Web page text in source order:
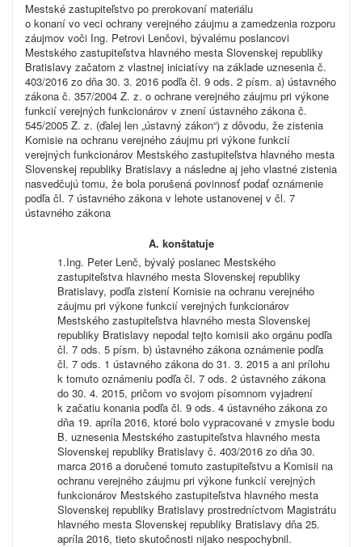
Mestské zastupiteľstvo po prerokovaní materiálu
o konaní vo veci ochrany verejného záujmu a zamedzenia rozporu
záujmov voči Ing. Petrovi Lenčovi, bývalému poslancovi
Mestského zastupiteľstva hlavného mesta Slovenskej republiky
Bratislavy začatom z vlastnej iniciatívy na základe uznesenia č.
403/2016 zo dňa 30. 3. 2016 podľa čl. 9 ods. 2 písm. a) ústavného
zákona č. 357/2004 Z. z. o ochrane verejného záujmu pri výkone
funkcií verejných funkcionárov v znení ústavného zákona č.
545/2005 Z. z. (ďalej len „ústavný zákon“) z dôvodu, že zistenia
Komisie na ochranu verejného záujmu pri výkone funkcií
verejných funkcionárov Mestského zastupiteľstva hlavného mesta
Slovenskej republiky Bratislavy a následne aj jeho vlastné zistenia
nasvedčujú tomu, že bola porušená povinnosť podať oznámenie
podľa čl. 7 ústavného zákona v lehote ustanovenej v čl. 7
ústavného zákona
A. konštatuje
Ing. Peter Lenč, bývalý poslanec Mestského
zastupiteľstva hlavného mesta Slovenskej republiky
Bratislavy, podľa zistení Komisie na ochranu verejného
záujmu pri výkone funkcií verejných funkcionárov
Mestského zastupiteľstva hlavného mesta Slovenskej
republiky Bratislavy nepodal tejto komisii ako orgánu podľa
čl. 7 ods. 5 písm. b) ústavného zákona oznámenie podľa
čl. 7 ods. 1 ústavného zákona do 31. 3. 2015 a ani prílohu
k tomuto oznámeniu podľa čl. 7 ods. 2 ústavného zákona
do 30. 4. 2015, pričom vo svojom písomnom vyjadrení
k začatiu konania podľa čl. 9 ods. 4 ústavného zákona zo
dňa 19. apríla 2016, ktoré bolo vypracované v zmysle bodu
B. uznesenia Mestského zastupiteľstva hlavného mesta
Slovenskej republiky Bratislavy č. 403/2016 zo dňa 30.
marca 2016 a doručené tomuto zastupiteľstvu a Komisii na
ochranu verejného záujmu pri výkone funkcií verejných
funkcionárov Mestského zastupiteľstva hlavného mesta
Slovenskej republiky Bratislavy prostredníctvom Magistrátu
hlavného mesta Slovenskej republiky Bratislavy dňa 25.
apríla 2016, tieto skutočnosti nijako nespochybnil.